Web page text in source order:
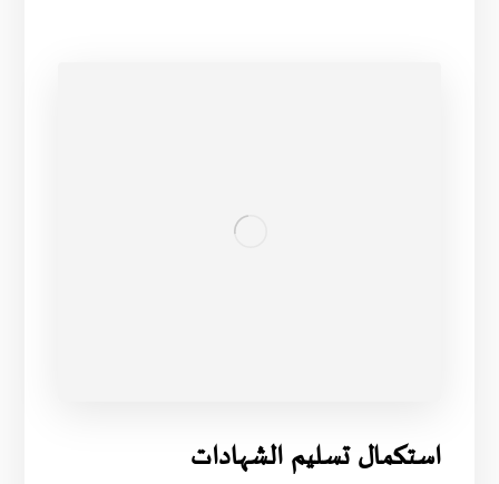
استكمال تسليم الشهادات